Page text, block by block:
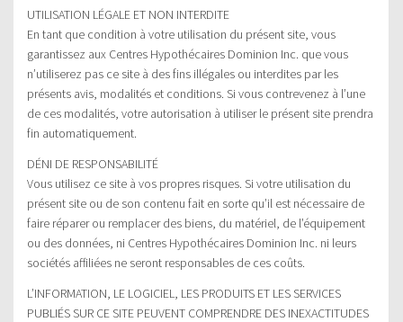
UTILISATION LÉGALE ET NON INTERDITE
En tant que condition à votre utilisation du présent site, vous
garantissez aux Centres Hypothécaires Dominion Inc. que vous
n’utiliserez pas ce site à des fins illégales ou interdites par les
présents avis, modalités et conditions. Si vous contrevenez à l’une
de ces modalités, votre autorisation à utiliser le présent site prendra
fin automatiquement.
DÉNI DE RESPONSABILITÉ
Vous utilisez ce site à vos propres risques. Si votre utilisation du
présent site ou de son contenu fait en sorte qu’il est nécessaire de
faire réparer ou remplacer des biens, du matériel, de l’équipement
ou des données, ni Centres Hypothécaires Dominion Inc. ni leurs
sociétés affiliées ne seront responsables de ces coûts.
L’INFORMATION, LE LOGICIEL, LES PRODUITS ET LES SERVICES
PUBLIÉS SUR CE SITE PEUVENT COMPRENDRE DES INEXACTITUDES